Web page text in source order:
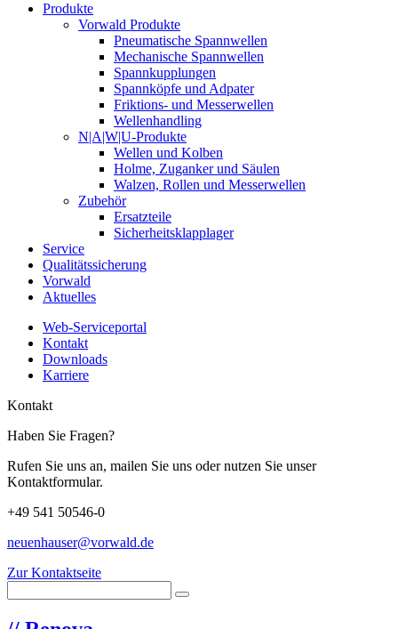
Produkte
Vorwald Produkte
Pneumatische Spannwellen
Mechanische Spannwellen
Spannkupplungen
Spannköpfe und Adpater
Friktions- und Messerwellen
Wellenhandling
N|A|W|U-Produkte
Wellen und Kolben
Holme, Zuganker und Säulen
Walzen, Rollen und Messerwellen
Zubehör
Ersatzteile
Sicherheitsklapplager
Service
Qualitätssicherung
Vorwald
Aktuelles
Web-Serviceportal
Kontakt
Downloads
Karriere
Kontakt
Haben Sie Fragen?
Rufen Sie uns an, mailen Sie uns oder nutzen Sie unser
Kontaktformular.
+49 541 50546-0
neuenhauser@vorwald.de
Zur Kontaktseite